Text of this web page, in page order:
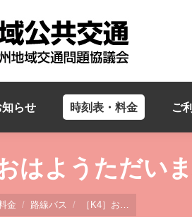
らせ 時刻表・料金 ご
はようただい
金 路線バス ［K4］お…